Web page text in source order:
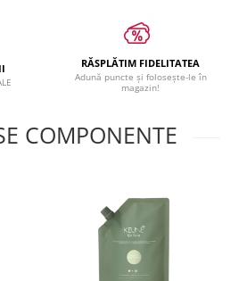
RĂSPLĂTIM FIDELITATEA
Adună puncte și folosește-le în
magazin!
COMPONENTE